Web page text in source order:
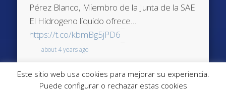
Pérez Blanco, Miembro de la Junta de la SAE
El Hidrogeno líquido ofrece…
https://t.co/kbmBg5jPD6
about 4 years ago
Reply RetweetFavorite
Este sitio web usa cookies para mejorar su experiencia.
Puede configurar o rechazar estas cookies